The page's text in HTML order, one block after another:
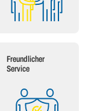
Freundlicher
Service